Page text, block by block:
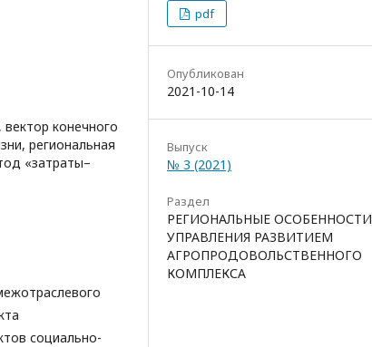
конечного
региональная
«затраты–
социально-
pdf
Опубликован
2021-10-14
Выпуск
№ 3 (2021)
Раздел
РЕГИОНАЛЬНЫЕ ОСОБЕННОСТИ
УПРАВЛЕНИЯ РАЗВИТИЕМ
АГРОПРОДОВОЛЬСТВЕННОГО
КОМПЛЕКСА